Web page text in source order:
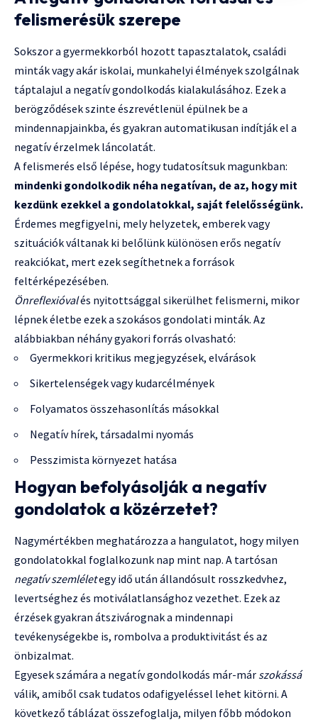
felismerésük szerepe
Sokszor a gyermekkorból hozott tapasztalatok, családi
minták vagy akár iskolai, munkahelyi élmények szolgálnak
táptalajul a negatív gondolkodás kialakulásához. Ezek a
berögződések szinte észrevétlenül épülnek be a
mindennapjainkba, és gyakran automatikusan indítják el a
negatív érzelmek láncolatát.
A felismerés első lépése, hogy tudatosítsuk magunkban:
mindenki gondolkodik néha negatívan, de az, hogy mit
kezdünk ezekkel a gondolatokkal, saját felelősségünk.
Érdemes megfigyelni, mely helyzetek, emberek vagy
szituációk váltanak ki belőlünk különösen erős negatív
reakciókat, mert ezek segíthetnek a források
feltérképezésében.
Önreflexióvalés nyitottsággal sikerülhet felismerni, mikor
lépnek életbe ezek a szokásos gondolati minták. Az
alábbiakban néhány gyakori forrás olvasható:
Gyermekkori kritikus megjegyzések, elvárások
Sikertelenségek vagy kudarcélmények
Folyamatos összehasonlítás másokkal
Negatív hírek, társadalmi nyomás
Pesszimista környezet hatása
Hogyan befolyásolják a negatív
gondolatok a közérzetet?
Nagymértékben meghatározza a hangulatot, hogy milyen
gondolatokkal foglalkozunk nap mint nap. A tartósan
negatív szemléletegy idő után állandósult rosszkedvhez,
levertséghez és motiválatlansághoz vezethet. Ezek az
érzések gyakran átszivárognak a mindennapi
tevékenységekbe is, rombolva a produktivitást és az
önbizalmat.
Egyesek számára a negatív gondolkodás már-már szokássá
válik, amiből csak tudatos odafigyeléssel lehet kitörni. A
következő táblázat összefoglalja, milyen főbb módokon